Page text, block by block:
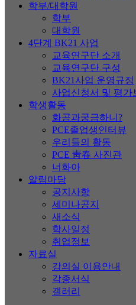
학부/대학원
학부
대학원
4단계 BK21 사업
교육연구단 소개
교육연구단 구성
BK21사업 운영규정
사업신청서 및 평가
학생활동
화공과궁금하니?
PCE졸업생인터뷰
우리들의 활동
PCE 靑春 사진관
너화아
알림마당
공지사항
세미나공지
새소식
학사일정
취업정보
자료실
강의실 이용안내
각종서식
갤러리